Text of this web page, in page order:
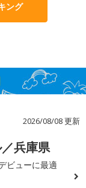
ング
2026/08/08 更新
兵庫県
ビューに最適